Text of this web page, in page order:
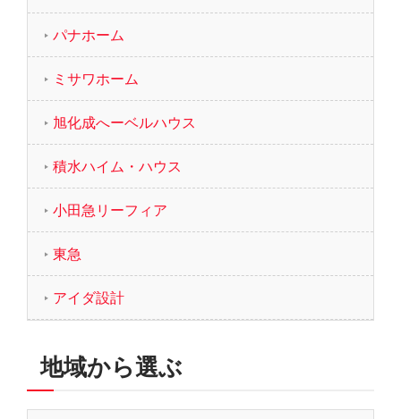
パナホーム
ミサワホーム
旭化成へーベルハウス
積水ハイム・ハウス
小田急リーフィア
東急
アイダ設計
地域から選ぶ